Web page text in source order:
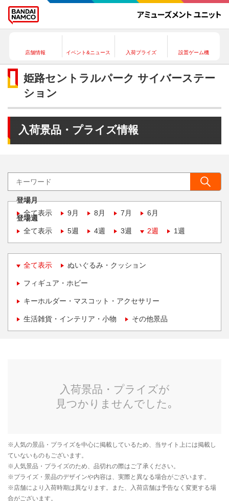
店舗情報 イベント&ニュース 入荷プライズ 設置ゲーム機
姫路セントラルパーク サイバーステー
ション
入荷景品・プライズ情報
登場月
全て表示
9月 8月 7月 6月
登場週
全て表示
5週 4週 3週 2週 1週
全て表示 ぬいぐるみ・クッション
フィギュア・ホビー
キーホルダー・マスコット・アクセサリー
生活雑貨・インテリア・小物 その他景品